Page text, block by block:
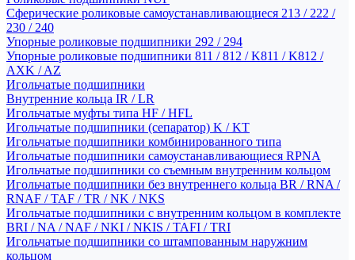
Сферические роликовые самоустанавливающиеся 213 / 222 /
230 / 240
Упорные роликовые подшипники 292 / 294
Упорные роликовые подшипники 811 / 812 / K811 / K812 /
AXK / AZ
Игольчатые подшипники
Внутренние кольца IR / LR
Игольчатые муфты типа HF / HFL
Игольчатые подшипники (сепаратор) K / KT
Игольчатые подшипники комбинированного типа
Игольчатые подшипники самоустанавливающиеся RPNA
Игольчатые подшипники со съемным внутренним кольцом
Игольчатые подшипники без внутреннего кольца BR / RNA /
RNAF / TAF / TR / NK / NKS
Игольчатые подшипники с внутренним кольцом в комплекте
BRI / NA / NAF / NKI / NKIS / TAFI / TRI
Игольчатые подшипники со штампованным наружним
кольцом